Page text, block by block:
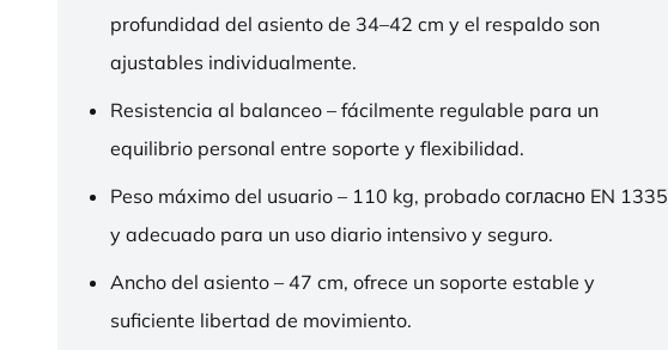
profundidad del asiento de 34–42 cm y el respaldo son
ajustables individualmente.
Resistencia al balanceo – fácilmente regulable para un
equilibrio personal entre soporte y flexibilidad.
Peso máximo del usuario – 110 kg, probado согласно EN 1335
y adecuado para un uso diario intensivo y seguro.
Ancho del asiento – 47 cm, ofrece un soporte estable y
suficiente libertad de movimiento.